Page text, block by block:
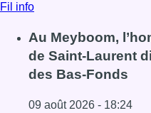
Fil info
Au Meyboom,
de Saint-Laurent
des Bas-Fonds
09 août 2026 - 18:24